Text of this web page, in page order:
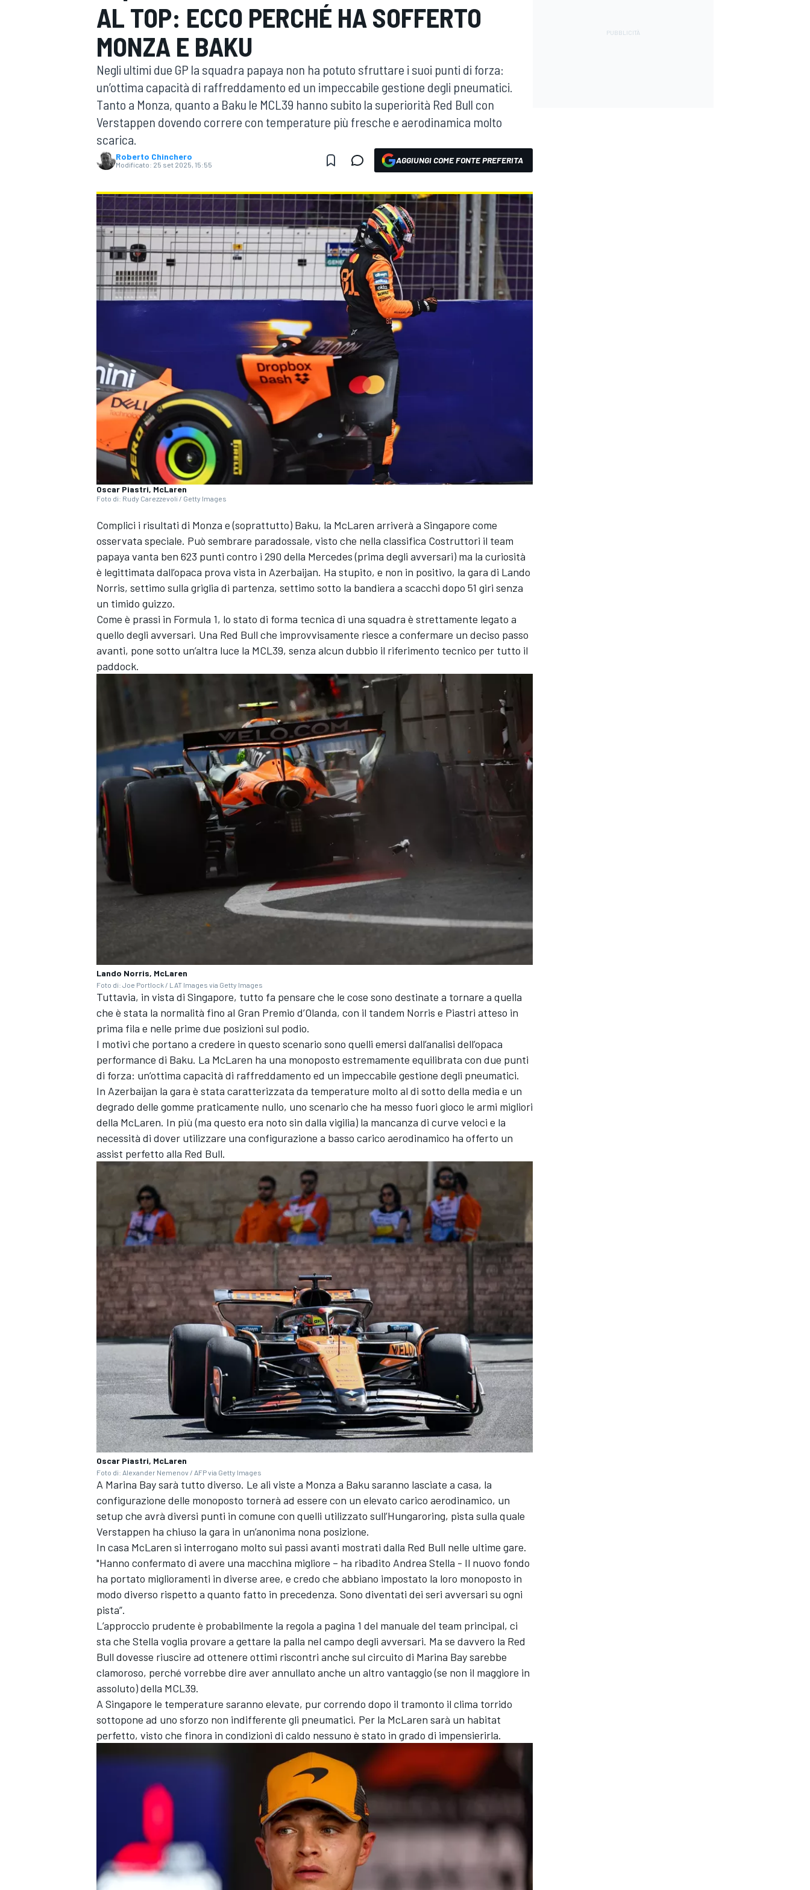
MOTOGP WEC
WRC
MONOPOSTO
ENDURANCE/GT
MONOMARCA
RALLY
AL TOP: ECCO PERCHÉ HA SOFFERTO
MONZA E BAKU
Negli ultimi due GP la squadra papaya non ha potuto sfruttare i suoi punti di forza:
un’ottima capacità di raffreddamento ed un impeccabile gestione degli pneumatici.
Tanto a Monza, quanto a Baku le MCL39 hanno subito la superiorità Red Bull con
Verstappen dovendo correre con temperature più fresche e aerodinamica molto
scarica.
Roberto Chinchero
Modificato: 25 set 2025, 15:55 AGGIUNGI COME FONTE PREFERITA
Oscar Piastri, McLaren
Foto di: Rudy Carezzevoli / Getty Images
Complici i risultati di Monza e (soprattutto) Baku, la McLaren arriverà a Singapore come
osservata speciale. Può sembrare paradossale, visto che nella classifica Costruttori il team
papaya vanta ben 623 punti contro i 290 della Mercedes (prima degli avversari) ma la curiosità
è legittimata dall’opaca prova vista in Azerbaijan. Ha stupito, e non in positivo, la gara di Lando
Norris, settimo sulla griglia di partenza, settimo sotto la bandiera a scacchi dopo 51 giri senza
un timido guizzo.
Come è prassi in Formula 1, lo stato di forma tecnica di una squadra è strettamente legato a
quello degli avversari. Una Red Bull che improvvisamente riesce a confermare un deciso passo
avanti, pone sotto un’altra luce la MCL39, senza alcun dubbio il riferimento tecnico per tutto il
paddock.
Lando Norris, McLaren
Foto di: Joe Portlock / LAT Images via Getty Images
Tuttavia, in vista di Singapore, tutto fa pensare che le cose sono destinate a tornare a quella
che è stata la normalità fino al Gran Premio d’Olanda, con il tandem Norris e Piastri atteso in
prima fila e nelle prime due posizioni sul podio.
I motivi che portano a credere in questo scenario sono quelli emersi dall’analisi dell’opaca
performance di Baku. La McLaren ha una monoposto estremamente equilibrata con due punti
di forza: un’ottima capacità di raffreddamento ed un impeccabile gestione degli pneumatici.
In Azerbaijan la gara è stata caratterizzata da temperature molto al di sotto della media e un
degrado delle gomme praticamente nullo, uno scenario che ha messo fuori gioco le armi migliori
della McLaren. In più (ma questo era noto sin dalla vigilia) la mancanza di curve veloci e la
necessità di dover utilizzare una configurazione a basso carico aerodinamico ha offerto un
assist perfetto alla Red Bull.
Oscar Piastri, McLaren
Foto di: Alexander Nemenov / AFP via Getty Images
A Marina Bay sarà tutto diverso. Le ali viste a Monza a Baku saranno lasciate a casa, la
configurazione delle monoposto tornerà ad essere con un elevato carico aerodinamico, un
setup che avrà diversi punti in comune con quelli utilizzato sull’Hungaroring, pista sulla quale
Verstappen ha chiuso la gara in un’anonima nona posizione.
In casa McLaren si interrogano molto sui passi avanti mostrati dalla Red Bull nelle ultime gare.
"Hanno confermato di avere una macchina migliore – ha ribadito Andrea Stella - Il nuovo fondo
ha portato miglioramenti in diverse aree, e credo che abbiano impostato la loro monoposto in
modo diverso rispetto a quanto fatto in precedenza. Sono diventati dei seri avversari su ogni
pista”.
L’approccio prudente è probabilmente la regola a pagina 1 del manuale del team principal, ci
sta che Stella voglia provare a gettare la palla nel campo degli avversari. Ma se davvero la Red
Bull dovesse riuscire ad ottenere ottimi riscontri anche sul circuito di Marina Bay sarebbe
clamoroso, perché vorrebbe dire aver annullato anche un altro vantaggio (se non il maggiore in
assoluto) della MCL39.
A Singapore le temperature saranno elevate, pur correndo dopo il tramonto il clima torrido
sottopone ad uno sforzo non indifferente gli pneumatici. Per la McLaren sarà un habitat
perfetto, visto che finora in condizioni di caldo nessuno è stato in grado di impensierirla.